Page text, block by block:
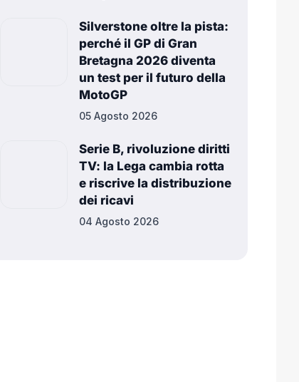
Silverstone oltre la pista:
perché il GP di Gran
Bretagna 2026 diventa
un test per il futuro della
MotoGP
05 Agosto 2026
Serie B, rivoluzione diritti
TV: la Lega cambia rotta
e riscrive la distribuzione
dei ricavi
04 Agosto 2026